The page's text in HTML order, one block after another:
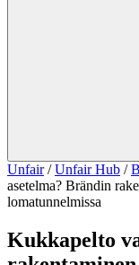
Unfair/Unfair Hub /
asetelma? Brändin
lomatunnelmissa
Kukkapelto